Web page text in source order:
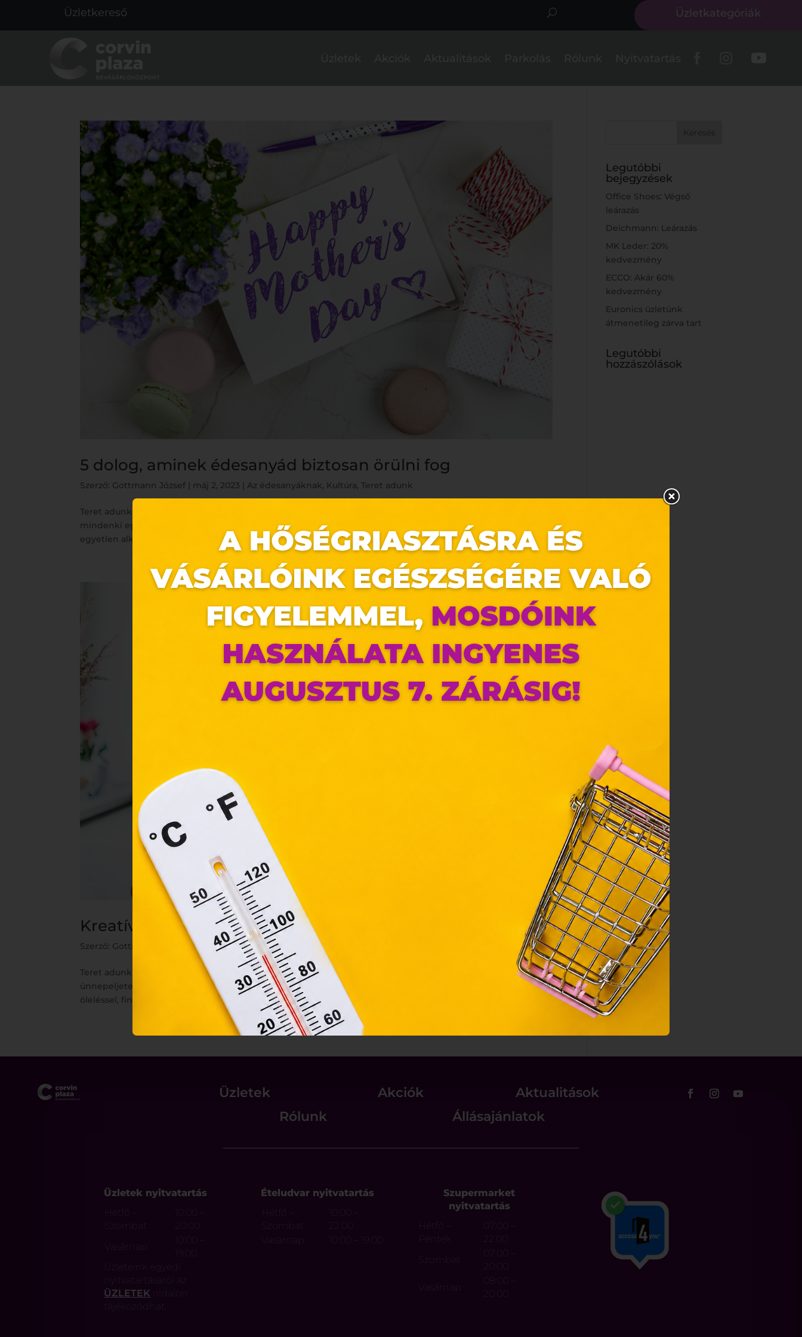
Üzletkategóriák
5 dolog, aminek édesanyád biztosan örülni fog
Szerző: Gottmann József máj 2, 2023 Az édesanyáknak, Kultúra, Teret adunk
Teret adunk AZ ÉDESANYÁKNAK 5 dolog, aminek édesanyád egészen biztosan örül Május első vasárnapján
mindenki egy számára fontos személyt ünnepel – az édesanyját. Természetesen az anyák napja nem az
egyetlen alkalom, amikor meglephetjük az édesanyánkat, mégis, ez...
Kreatív meglepetések anyák napjára
Szerző: Gottmann József |máj 2, 2023|Az édesanyáknak,
Teret adunk AZ ÉDESANYÁKNAK Kreatív meglepetések anyák napjára – hogy az idén kicsit máshogy
ünnepeljetek Május első vasárnapján minden évben megünnepeljük az édesanyákat. Ki virággal, ki egy
öleléssel, finom ebéddel, kedves ajándékkal lepi meg az anyukáját. Ha...
Legutóbbi
bejegyzések
Office Shoes: Végső
leárazás
Deichmann: Leárazás
MK Leder: 20%
kedvezmény
ECCO: Akár 60%
kedvezmény
Euronics üzletünk
átmenetileg zárva tart
Legutóbbi
hozzászólások
Üzletek Akciók
Aktualitások
Rólunk
Állásajánlatok
Üzletek nyitvatartás
Hétfő –
Szombat
20:00
Vasárnap
Üzleteink egyedi
nyitvatartásáról az
ÜZLETEK oldalon
tájékozódhat.
Ételudvar nyitvatartás
Hétfő –
Szombat
22:00
Vasárnap
Szupermarket
nyitvatartás
Hétfő –
Péntek
22:00
Szombat
20:00
Vasárnap
08:00 –
20:00
Ez az oldal sütiket használ
Weboldalunkon „cookie"-kat (továbbiakban „süti") alkalmazunk.
Ezek olyan fájlok, melyek információt tárolnak webes
országain belül működnek, a „sütik" használatához, és ezeknek a
felhasználó számítógépén vagy egyéb eszközén történő tárolásához
a felhasználók hozzájárulását kell kérniük.